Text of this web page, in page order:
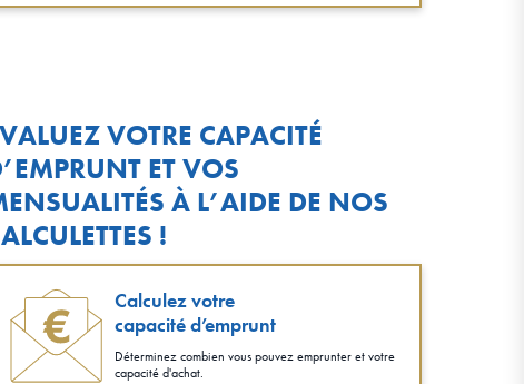
VOTRE CAPACITÉ
ET VOS
À L’AIDE DE NOS
!
Calculez votre
capacité d’emprunt
Déterminez combien vous pouvez emprunter et votre
capacité d'achat.